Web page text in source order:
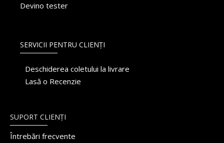
Devino tester
SERVICII PENTRU CLIENȚI
Deschiderea coletului la livrare
Lasă o Recenzie
SUPORT CLIENȚI
Întrebări frecvente